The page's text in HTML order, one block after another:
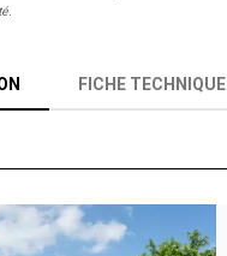
FICHE TECHNIQUE